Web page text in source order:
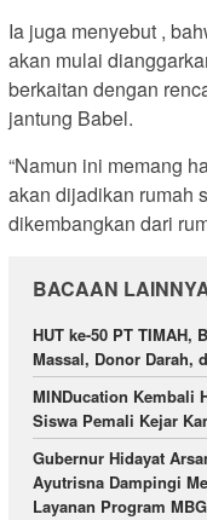
Ia juga menyebut ,
akan mulai
berkaitan dengan
jantung Babel.
“Namun ini memang
akan dijadikan rumah
dikembangkan dari
BACAAN
HUT ke-50 PT TIMAH,
Massal, Donor Darah,
MINDucation Kembali
Siswa Pemali Kejar
Gubernur Hidayat
Ayutrisna Dampingi
Layanan Program